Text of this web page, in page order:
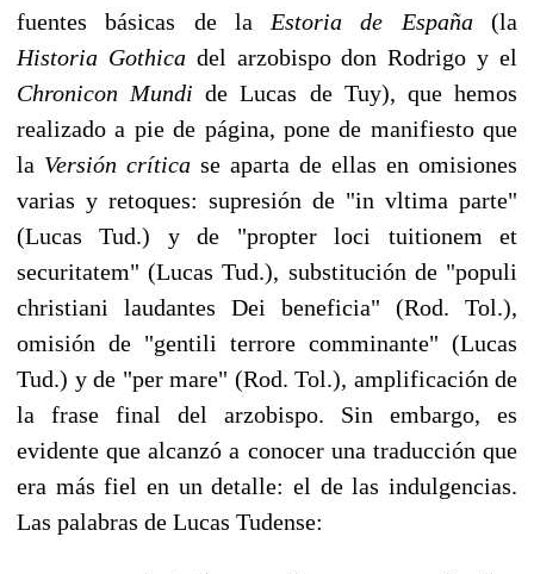
fuentes básicas de la Estoria de Es­paña(la
Historia Gothica del arzobispo don Rodrigo y el
Chronicon Mundide Lucas de Tuy), que hemos
realizado a pie de página, pone de manifiesto que
la Versión crítica se aparta de ellas en omisiones
varias y retoques: supresión de "in vltima parte"
(Lu­cas Tud.) y de "propter loci tuitionem et
securitatem" (Lucas Tud.), substitución de "populi
christiani laudantes Dei beneficia" (Rod. Tol.),
omisión de "gentili terrore comminante" (Lucas
Tud.) y de "per mare" (Rod. Tol.), amplificación de
la frase final del arzobispo. Sin embargo, es
evidente que alcanzó a conocer una traducción que
era más fiel en un detalle: el de las indulgencias.
Las palabras de Lucas Tudense: